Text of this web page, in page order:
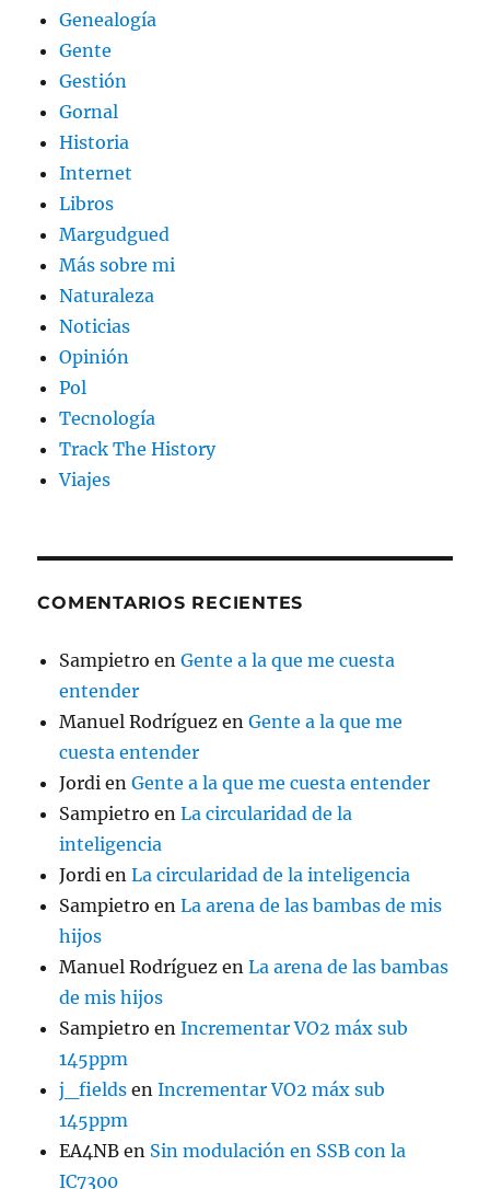
Genealogía
Gente
Gestión
Gornal
Historia
Internet
Libros
Margudgued
Más sobre mi
Naturaleza
Noticias
Opinión
Pol
Tecnología
Track The History
Viajes
COMENTARIOS RECIENTES
Sampietro enGente a la que me cuesta
entender
Manuel Rodríguez enGente a la que me
cuesta entender
Jordi enGente a la que me cuesta entender
Sampietro enLa circularidad de la
inteligencia
Jordi enLa circularidad de la inteligencia
Sampietro enLa arena de las bambas de mis
hijos
Manuel Rodríguez enLa arena de las bambas
de mis hijos
Sampietro enIncrementar VO2 máx sub
145ppm
j_fields enIncrementar VO2 máx sub
145ppm
EA4NB en Sin modulación en SSB con la
IC7300